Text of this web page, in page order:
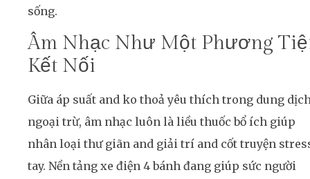
sống.
Âm Nhạc Như Một Phương
Kết Nối
Giữa áp suất and ko thoả yêu thích trong dung
ngoại trừ, âm nhạc luôn là liều thuốc bổ ích giúp
nhân loại thư giãn and giải trí and cốt truyện
tay. Nền tảng xe điện 4 bánh đang giúp sức người